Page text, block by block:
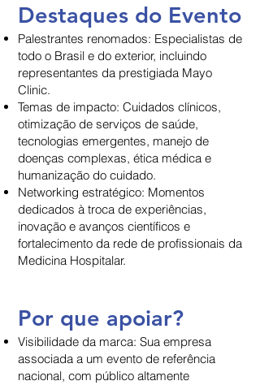
Destaques do Evento
Palestrantes renomados: Especialistas de
todo o Brasil e do exterior, incluindo
representantes da prestigiada Mayo
Clinic.
Temas de impacto: Cuidados clínicos,
otimização de serviços de saúde,
tecnologias emergentes, manejo de
doenças complexas, ética médica e
humanização do cuidado.
Networking estratégico: Momentos
dedicados à troca de experiências,
inovação e avanços científicos e
fortalecimento da rede de profissionais da
Medicina Hospitalar.
Por que apoiar?
Visibilidade da marca: Sua empresa
associada a um evento de referência
nacional, com público altamente